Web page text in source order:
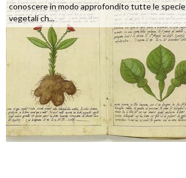
conoscere in modo approfondito tutte le specie
vegetali ch...